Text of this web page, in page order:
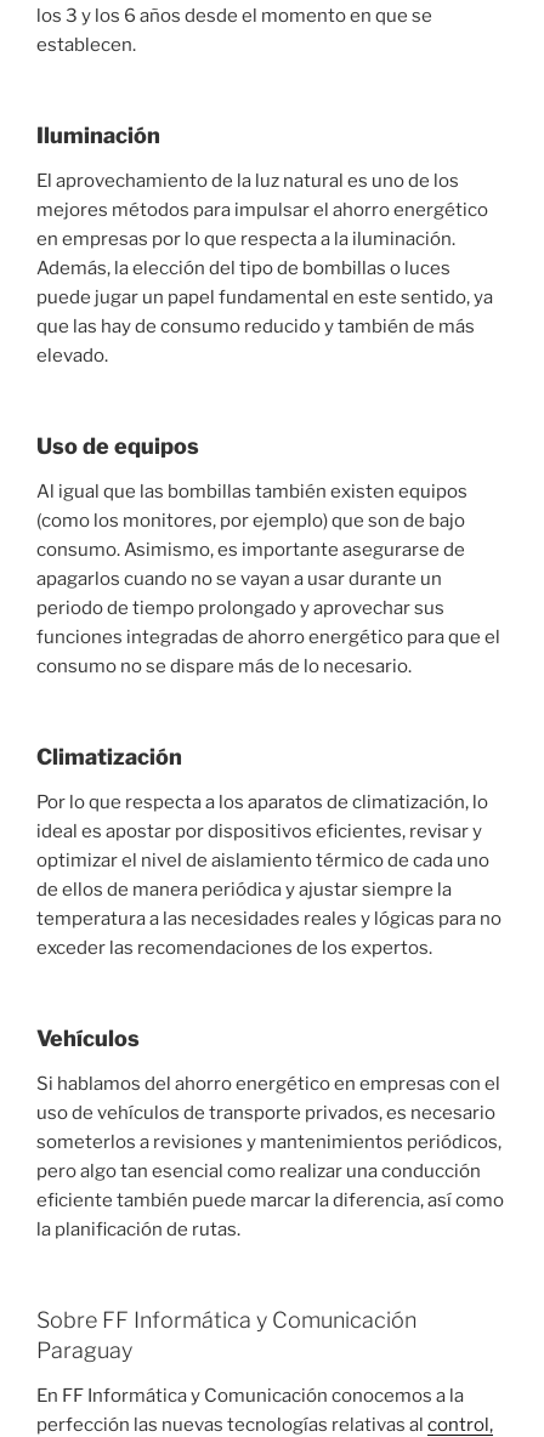
los 3 y los 6 años desde el momento en que se
establecen.
Iluminación
El aprovechamiento de la luz natural es uno de los
mejores métodos para impulsar el ahorro energético
en empresas por lo que respecta a la iluminación.
Además, la elección del tipo de bombillas o luces
puede jugar un papel fundamental en este sentido, ya
que las hay de consumo reducido y también de más
elevado.
Uso de equipos
Al igual que las bombillas también existen equipos
(como los monitores, por ejemplo) que son de bajo
consumo. Asimismo, es importante asegurarse de
apagarlos cuando no se vayan a usar durante un
periodo de tiempo prolongado y aprovechar sus
funciones integradas de ahorro energético para que el
consumo no se dispare más de lo necesario.
Climatización
Por lo que respecta a los aparatos de climatización, lo
ideal es apostar por dispositivos eficientes, revisar y
optimizar el nivel de aislamiento térmico de cada uno
de ellos de manera periódica y ajustar siempre la
temperatura a las necesidades reales y lógicas para no
exceder las recomendaciones de los expertos.
Vehículos
Si hablamos del ahorro energético en empresas con el
uso de vehículos de transporte privados, es necesario
someterlos a revisiones y mantenimientos periódicos,
pero algo tan esencial como realizar una conducción
eficiente también puede marcar la diferencia, así como
la planificación de rutas.
Sobre FF Informática y Comunicación
Paraguay
En FF Informática y Comunicación conocemos a la
perfección las nuevas tecnologías relativas al control,